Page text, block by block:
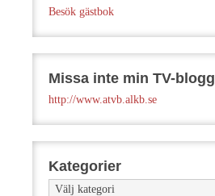
Besök gästbok
Missa inte min TV-blogg
http://www.atvb.alkb.se
Kategorier
Kategorier